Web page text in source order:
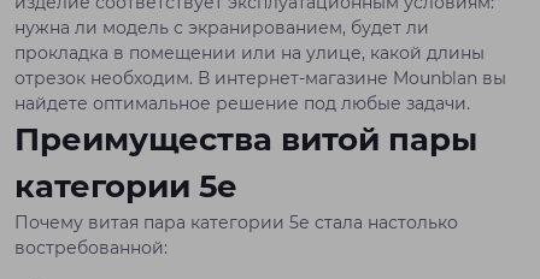
нужна ли модель с экранированием, будет ли
прокладка в помещении или на улице, какой длины
отрезок необходим. В интернет-магазине Mounblan вы
найдете оптимальное решение под любые задачи.
Преимущества витой пары
категории 5е
Почему витая пара категории 5е стала настолько
востребованной: